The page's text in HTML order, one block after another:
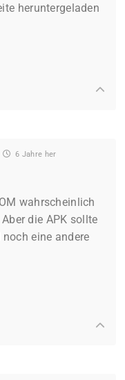
heruntergeladen
6 Jahre her
wahrscheinlich
die APK sollte
eine andere